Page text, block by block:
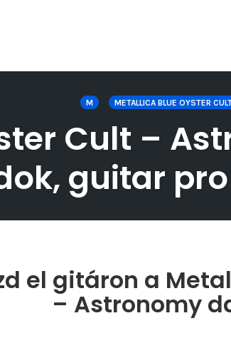
M METALLICA BLUE OYSTER
Cult –
guitar
el gitáron a
– Astronomy